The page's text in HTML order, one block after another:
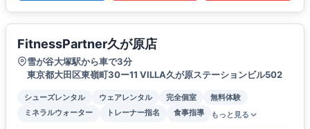
FitnessPartner久が原店
雪が谷大塚駅から車で3分
東京都大田区東嶺町30ー11 VILLA久が原ステーションビル502
シューズレンタル ウェアレンタル 完全個室
無料体験
ミネラルウォーター
トレーナー指名 食事指導 もっと見る